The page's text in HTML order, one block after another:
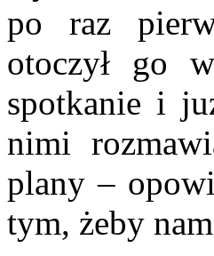
po raz
otoczył go
spotkanie i
nimi
plany –
tym, żeby